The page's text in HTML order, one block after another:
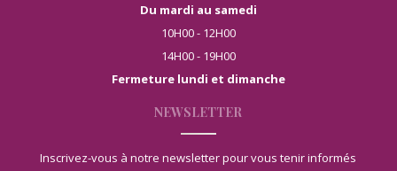
Du mardi au samedi
10H00 - 12H00
14H00 - 19H00
Fermeture lundi et dimanche
NEWSLETTER
Inscrivez-vous à notre newsletter pour vous tenir informés